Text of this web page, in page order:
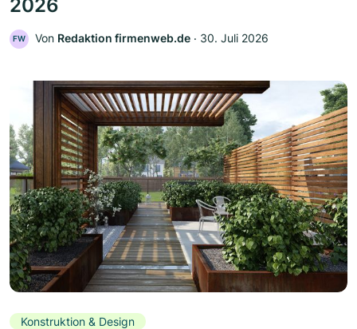
2026
FW Von Redaktion firmenweb.de ‧ 30. Juli 2026
Konstruktion & Design